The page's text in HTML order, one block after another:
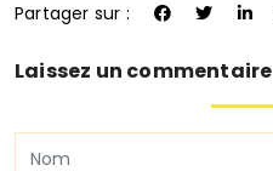
Partager sur :
Laissez un commentaire